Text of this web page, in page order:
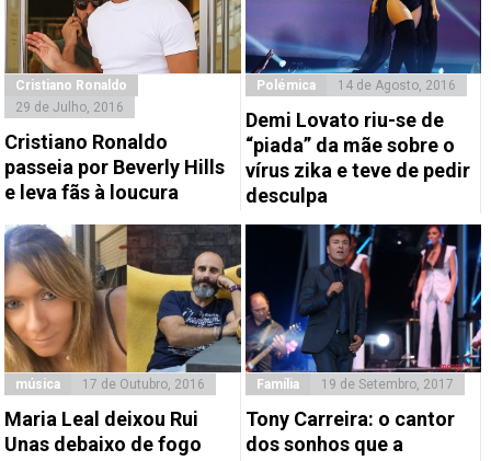
Cristiano Ronaldo
29 de Julho, 2016
Cristiano Ronaldo
passeia por Beverly Hills
e leva fãs à loucura
Polémica 14 de Agosto, 2016
Demi Lovato riu-se de
“piada” da mãe sobre o
vírus zika e teve de pedir
desculpa
música 17 de Outubro, 2016
Maria Leal deixou Rui
Unas debaixo de fogo
Família 19 de Setembro, 2017
Tony Carreira: o cantor
dos sonhos que a